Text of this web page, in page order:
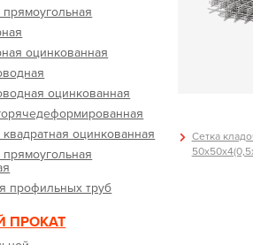
оцинкованная
оцинкованная
оцинкованная
профильных труб
ПРОКАТ
Сетка